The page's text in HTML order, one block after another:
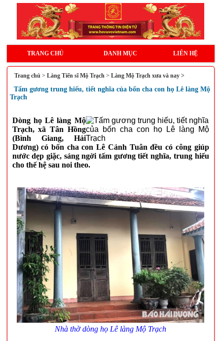
TRANG CHỦ DANH MỤC LIÊN HỆ
Trang chủ > Làng Tiến sĩ Mộ Trạch> Làng Mộ Trạch xưa và nay >
Tấm gương trung hiếu, tiết nghĩa của bốn cha con họ Lê làng Mộ
Trạch
Dòng họ Lê làng Mộ
Trạch, xã Tân Hồng
(Bình Giang, Hải
Dương) có bốn cha con Lê Cảnh Tuân đều có công giúp
nước dẹp giặc, sáng ngời tấm gương tiết nghĩa, trung hiếu
cho thế hệ sau noi theo.
Nhà thờ dòng họ Lê làng Mộ Trạch